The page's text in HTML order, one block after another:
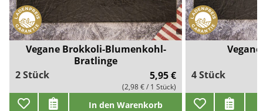
Vegane Brokkoli-Blumenkohl-
Bratlinge
2 Stück
5,95 €
(2,98 € / 1 Stück)
In den Warenkorb
4 Stück